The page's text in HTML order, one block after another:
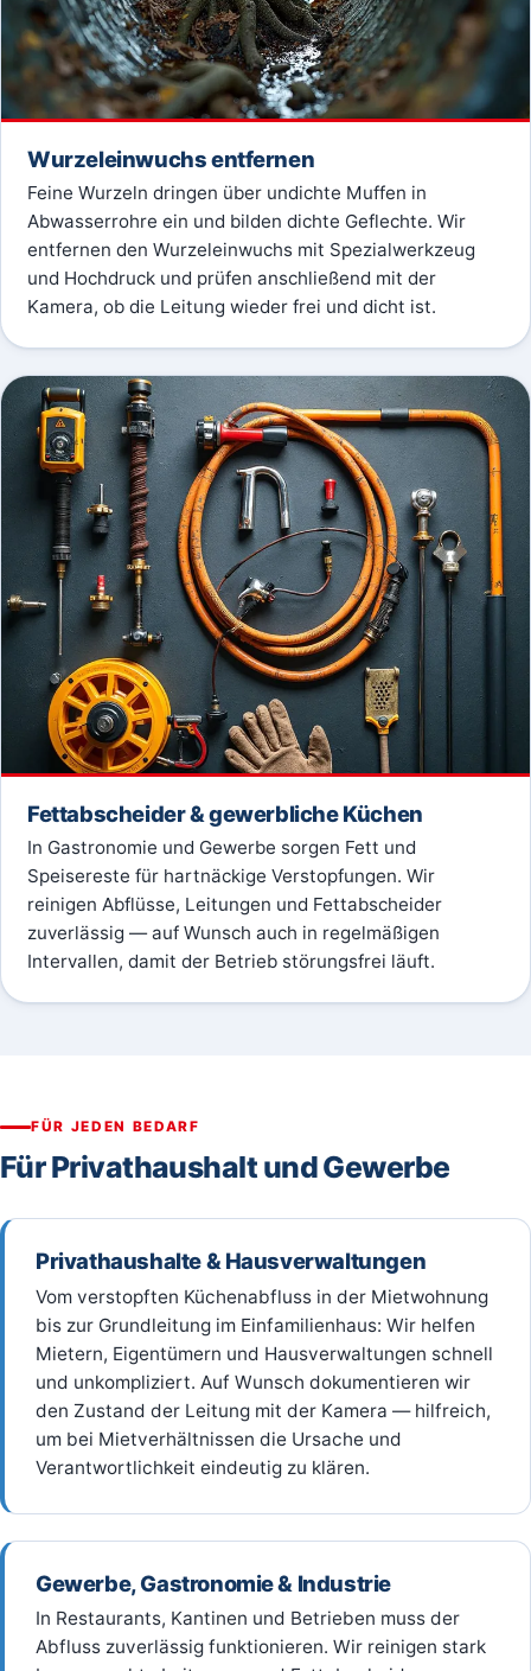
Wurzeleinwuchs entfernen
Feine Wurzeln dringen über undichte Muffen in
Abwasserrohre ein und bilden dichte Geflechte. Wir
entfernen den Wurzeleinwuchs mit Spezialwerkzeug
und Hochdruck und prüfen anschließend mit der
Kamera, ob die Leitung wieder frei und dicht ist.
Fettabscheider & gewerbliche Küchen
In Gastronomie und Gewerbe sorgen Fett und
Speisereste für hartnäckige Verstopfungen. Wir
reinigen Abflüsse, Leitungen und Fettabscheider
zuverlässig — auf Wunsch auch in regelmäßigen
Intervallen, damit der Betrieb störungsfrei läuft.
FÜR JEDEN BEDARF
Für Privathaushalt und Gewerbe
Privathaushalte & Hausverwaltungen
Vom verstopften Küchenabfluss in der Mietwohnung
bis zur Grundleitung im Einfamilienhaus: Wir helfen
Mietern, Eigentümern und Hausverwaltungen schnell
und unkompliziert. Auf Wunsch dokumentieren wir
den Zustand der Leitung mit der Kamera — hilfreich,
um bei Mietverhältnissen die Ursache und
Verantwortlichkeit eindeutig zu klären.
Gewerbe, Gastronomie & Industrie
In Restaurants, Kantinen und Betrieben muss der
Abfluss zuverlässig funktionieren. Wir reinigen stark